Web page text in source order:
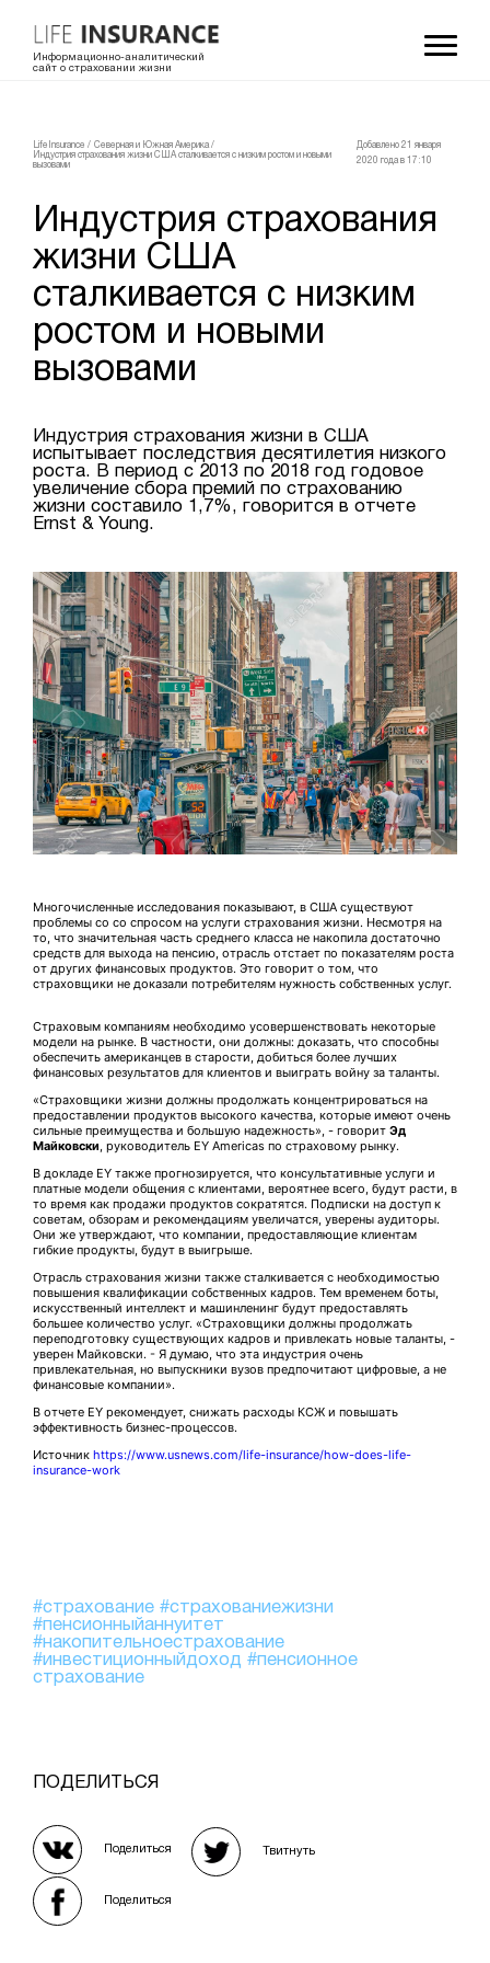
Информационно-аналитический
сайт о страховании жизни
LifeInsurance / Северная и Южная Америка /
Индустрия страхования жизни США сталкивается с низким ростом и новыми
вызовами
Добавлено 21 января
2020 года в 17:10
Индустрия страхования
жизни США
сталкивается с низким
ростом и новыми
вызовами
Индустрия страхования жизни в США
испытывает последствия десятилетия низкого
роста. В период с 2013 по 2018 год годовое
увеличение сбора премий по страхованию
жизни составило 1,7%, говорится в отчете
Ernst & Young.
Многочисленные исследования показывают, в США существуют
проблемы со со спросом на услуги страхования жизни. Несмотря на
то, что значительная часть среднего класса не накопила достаточно
средств для выхода на пенсию, отрасль отстает по показателям роста
от других финансовых продуктов. Это говорит о том, что
страховщики не доказали потребителям нужность собственных услуг.
Страховым компаниям необходимо усовершенствовать некоторые
модели на рынке. В частности, они должны: доказать, что способны
обеспечить американцев в старости, добиться более лучших
финансовых результатов для клиентов и выиграть войну за таланты.
«Страховщики жизни должны продолжать концентрироваться на
предоставлении продуктов высокого качества, которые имеют очень
сильные преимущества и большую надежность», - говорит Эд
Майковски, руководитель EY Americas по страховому рынку.
В докладе EY также прогнозируется, что консультативные услуги и
платные модели общения с клиентами, вероятнее всего, будут расти, в
то время как продажи продуктов сократятся. Подписки на доступ к
советам, обзорам и рекомендациям увеличатся, уверены аудиторы.
Они же утверждают, что компании, предоставляющие клиентам
гибкие продукты, будут в выигрыше.
Отрасль страхования жизни также сталкивается с необходимостью
повышения квалификации собственных кадров. Тем временем боты,
искусственный интеллект и машинленинг будут предоставлять
большее количество услуг. «Страховщики должны продолжать
переподготовку существующих кадров и привлекать новые таланты, -
уверен Майковски. - Я думаю, что эта индустрия очень
привлекательная, но выпускники вузов предпочитают цифровые, а не
финансовые компании».
В отчете EY рекомендует, снижать расходы КСЖ и повышать
эффективность бизнес-процессов.
Источник https://www.usnews.com/life-insurance/how-does-life-
insurance-work
#страхование #страхованиежизни
#пенсионныйаннуитет
#накопительноестрахование
#инвестиционныйдоход #пенсионное
страхование
ПОДЕЛИТЬСЯ
Поделиться Твитнуть
Поделиться